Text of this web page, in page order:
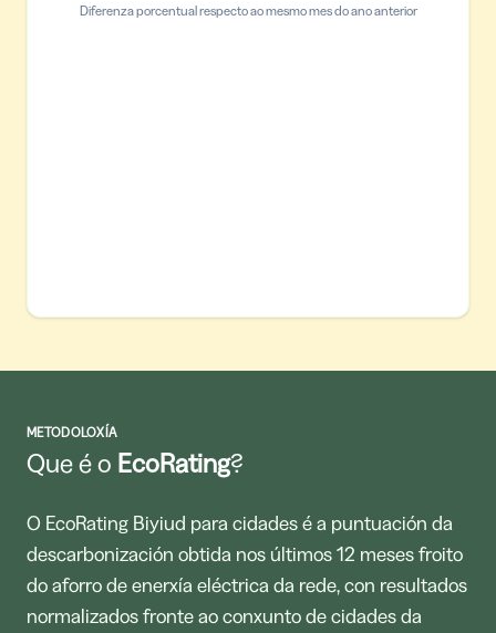
Diferenza porcentual respecto ao mesmo mes do ano anterior
METODOLOXÍA
Que é o EcoRating?
O EcoRating Biyiud para cidades é a puntuación da
descarbonización obtida nos últimos 12 meses froito
do aforro de enerxía eléctrica da rede, con resultados
normalizados fronte ao conxunto de cidades da